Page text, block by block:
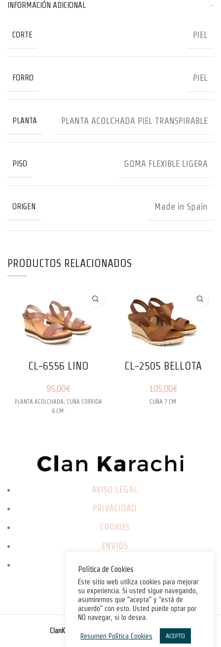
INFORMACIÓN ADICIONAL
CORTE PIEL
FORRO PIEL
PLANTA PLANTA ACOLCHADA PIEL TRANSPIRABLE
PISO GOMA FLEXIBLE LIGERA
ORIGEN Made in Spain
PRODUCTOS RELACIONADOS
CL-6556 LINO
95,00€
PLANTA ACOLCHADA; CUÑA CORRIDA
6 CM.
CL-2505 BELLOTA
105,00€
CUÑA 7 CM
AVISO LEGAL
PRIVACIDAD
COOKIES
ENVIÓS
CAMBIOS / DEVOLUCIONES
ClanKarachi.com . All rights reserved.©
Política de Cookies
Este sitio web utiliza cookies para mejorar
su experiencia. Si usted sigue navegando,
asumiremos que “acepta" y "está de
acuerdo" con esto. Usted puede optar por
NO navegar, si lo desea.
Resumen Política Cookies ACEPTO